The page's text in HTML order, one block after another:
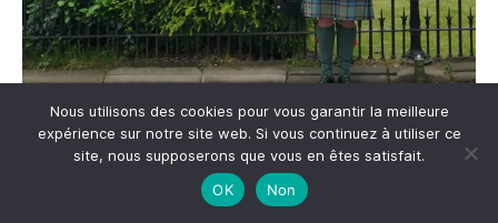
Nous utilisons des cookies pour vous garantir la meilleure
expérience sur notre site web. Si vous continuez à utiliser ce
site, nous supposerons que vous en êtes satisfait.
OK
Non